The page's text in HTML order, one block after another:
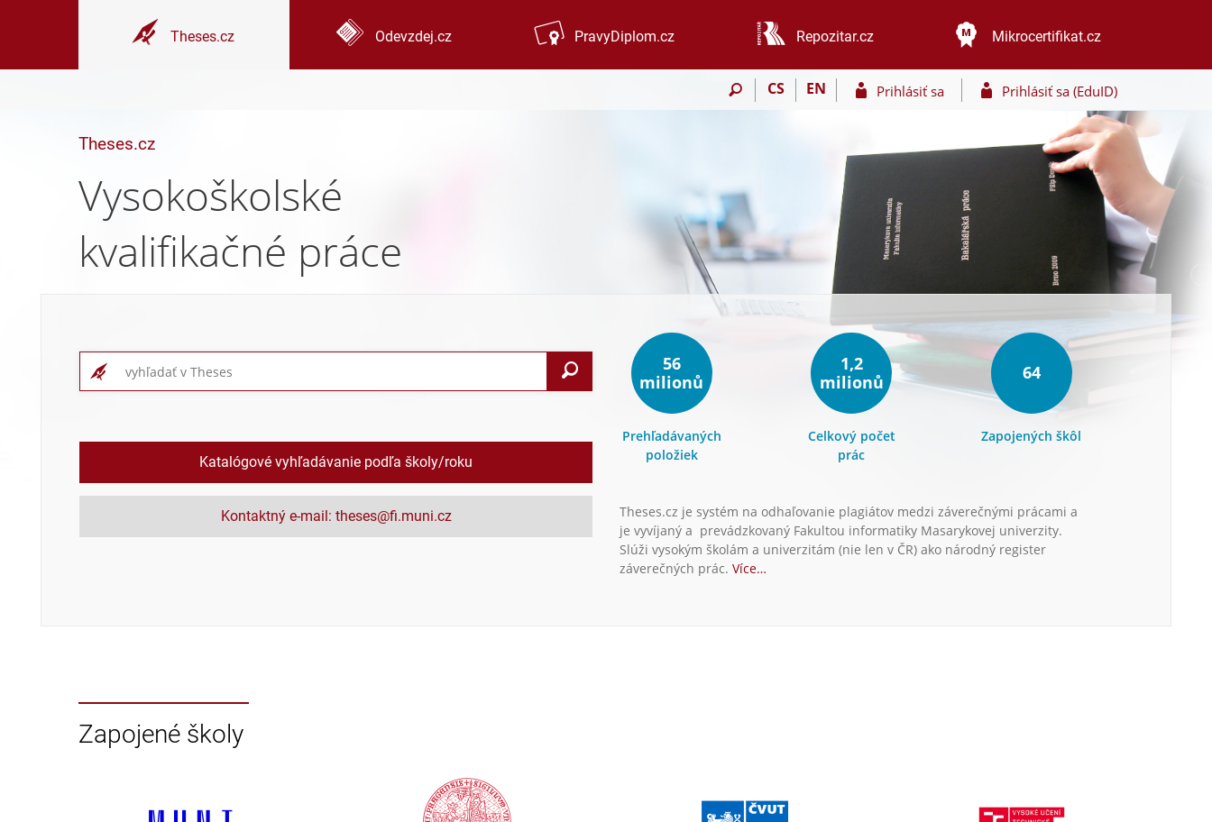
Theses.cz Odevzdej.cz PravyDiplom.cz Repozitar.cz Mikrocertifikat.cz
CS EN Prihlásiť sa Prihlásiť sa (EduID)
Theses.cz
Vysokoškolské
kvalifikačné práce
Vyhledat
Katalógové vyhľadávanie podľa školy/roku
Kontaktný e-mail: theses@fi.muni.cz
56
milionů
Prehľadávaných
položiek
1,2
milionů
Celkový počet
prác
64
Zapojených škôl
Theses.cz je systém na odhaľovanie plagiátov medzi záverečnými prácami a
je vyvíjaný a prevádzkovaný Fakultou informatiky Masarykovej univerzity.
Slúži vysokým školám a univerzitám (nie len v ČR) ako národný register
záverečných prác. Více…
Zapojené školy